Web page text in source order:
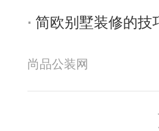
简欧别墅装修的技
尚品公装网